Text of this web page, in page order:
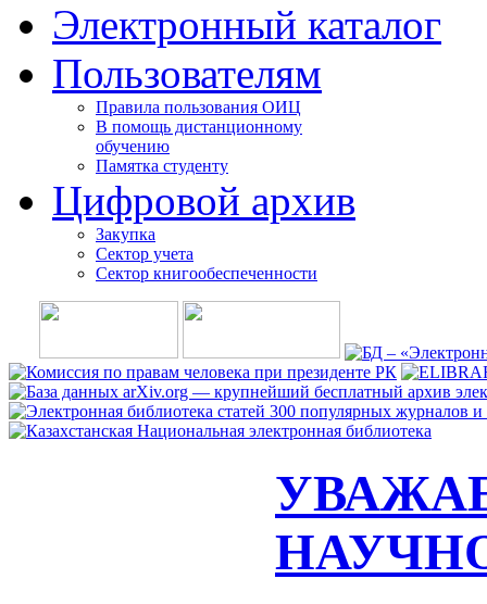
Электронный каталог
Пользователям
Правила пользования ОИЦ
В помощь дистанционному
обучению
Памятка студенту
Цифровой архив
Закупка
Сектор учета
Сектор книгообеспеченности